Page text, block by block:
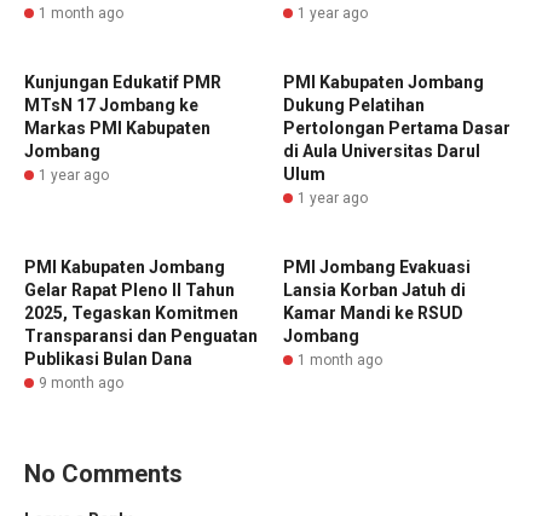
1 month ago 1 year ago
Kunjungan Edukatif PMR
MTsN 17 Jombang ke
Markas PMI Kabupaten
Jombang
1 year ago
PMI Kabupaten Jombang
Dukung Pelatihan
Pertolongan Pertama Dasar
di Aula Universitas Darul
Ulum
1 year ago
PMI Kabupaten Jombang
Gelar Rapat Pleno II Tahun
2025, Tegaskan Komitmen
Transparansi dan Penguatan
Publikasi Bulan Dana
9 month ago
PMI Jombang Evakuasi
Lansia Korban Jatuh di
Kamar Mandi ke RSUD
Jombang
1 month ago
No Comments